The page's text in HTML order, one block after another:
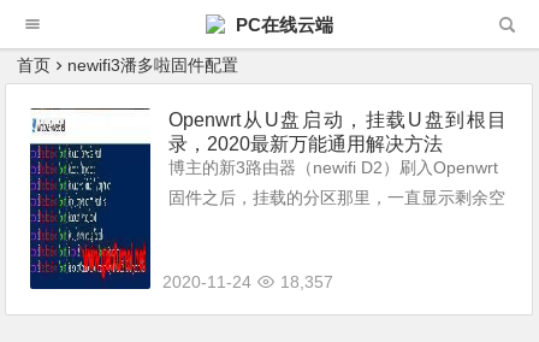
PC在线云端
首页 newifi3潘多啦固件配置
Openwrt从U盘启动，挂载U盘到根目
录，2020最新万能通用解决方法
博主的新3路由器（newifi D2）刷入Openwrt
固件之后，挂载的分区那里，一直显示剩余空
能解决了。 如是，就开...
2020-11-24 18,357